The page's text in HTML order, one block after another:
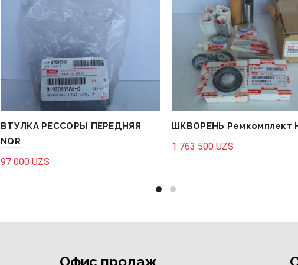
ВТУЛКА РЕССОРЫ ПЕРЕДНЯЯ
NQR
97 000 UZS
ШКВОРЕНЬ Ремкомплект
1 763 500 UZS